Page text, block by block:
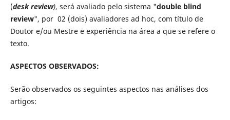
(desk review), será avaliado pelo sistema "double blind
review", por 02 (dois) avaliadores ad hoc, com título de
Doutor e/ou Mestre e experiência na área a que se refere o
texto.
ASPECTOS OBSERVADOS:
Serão observados os seguintes aspectos nas análises dos
artigos: